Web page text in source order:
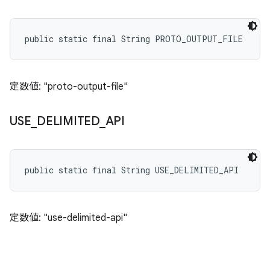
public static final String PROTO_OUTPUT_FILE
定数値: "proto-output-file"
USE DELIMITED_ API
public static final String USE_DELIMITED_API
定数値: "use-delimited-api"